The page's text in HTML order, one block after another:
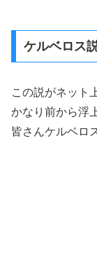
ケルベロス
この説がネット
かなり前から浮
皆さんケルベロ